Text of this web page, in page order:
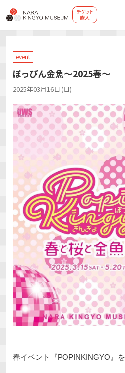
チケット
購入
event
ぽっぴん金魚～2025春～
2025年03月16日 (日)
春イベント『POPINKINGYO』